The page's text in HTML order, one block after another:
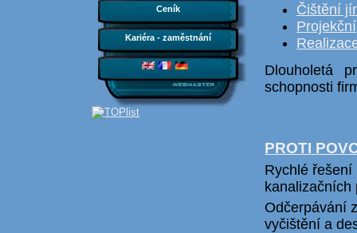
Čištění
Dlouholetá
schopnosti
PROTI
Rychlé
kanalizačních
Odčerpávání
vyčištění a
Ceník
Kariéra - zaměstnání